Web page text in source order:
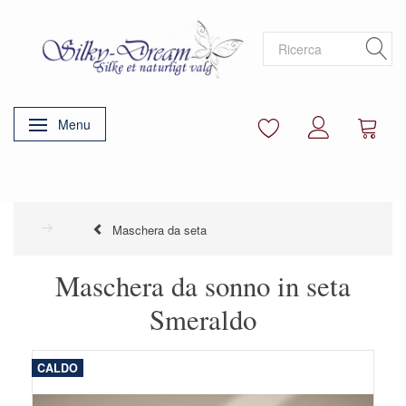
Attiva/disattiva navigazione
Menu
Maschera da seta
Maschera da sonno in seta
Smeraldo
CALDO